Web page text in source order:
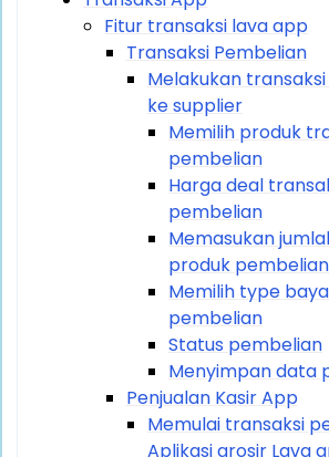
Fitur transaksi lava app
Transaksi Pembelian
Melakukan
ke supplier
Memilih produk
pembelian
Harga deal
pembelian
Memasukan
produk pembelian
Memilih type
pembelian
Status pembelian
Menyimpan data
Penjualan Kasir App
Memulai transaksi
Aplikasi grosir Lava